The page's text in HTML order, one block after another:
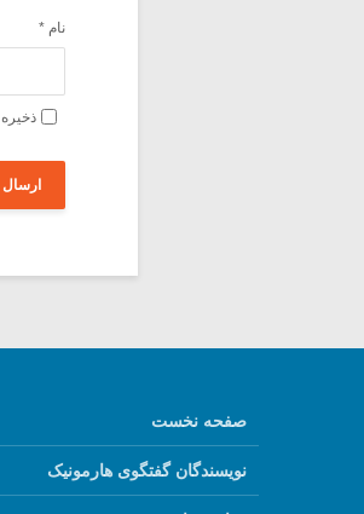
نام *
صفحه نخست
نویسندگان گفتگوی هارمونیک